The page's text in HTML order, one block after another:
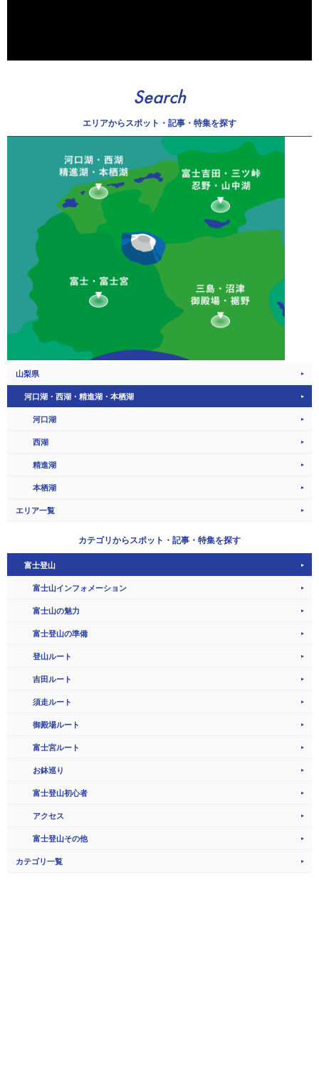
Search
エリアからスポット・記事・特集を探す
山梨県
河口湖・西湖・精進湖・本栖湖
河口湖
西湖
精進湖
本栖湖
エリア一覧
カテゴリからスポット・記事・特集を探す
富士登山
富士山インフォメーション
富士山の魅力
富士登山の準備
登山ルート
吉田ルート
須走ルート
御殿場ルート
富士宮ルート
お鉢巡り
富士登山初心者
アクセス
富士登山その他
カテゴリ一覧